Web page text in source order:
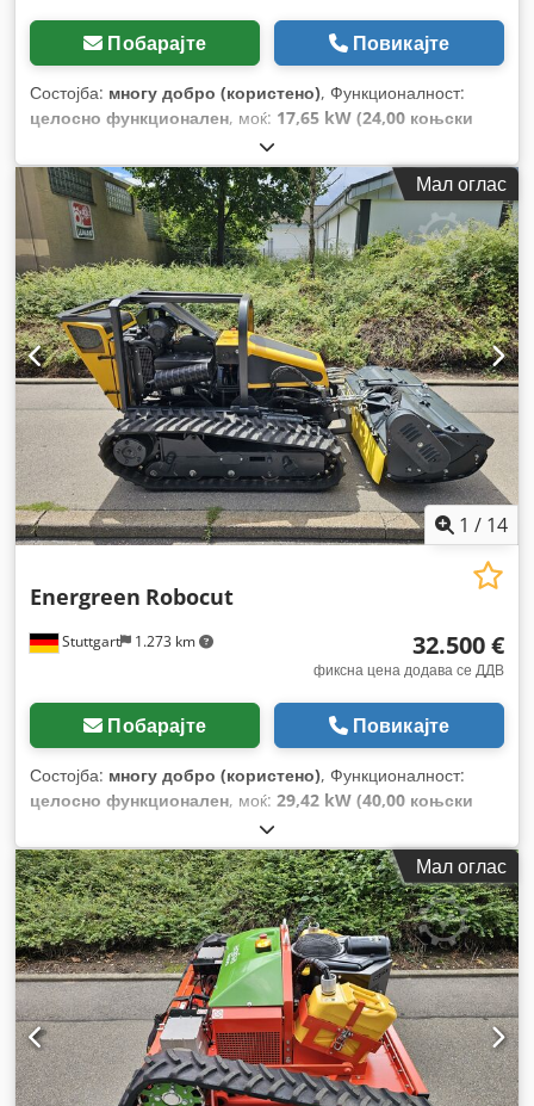
Побарајте Повикајте
Состојба: многу добро (користено), Функционалност:
целосно функционален, моќ: 17,65 kW (24,00 коњски
бензин, работна тежина:
Година на изградба:2015, работни часови:427 h, Опрема:
кабелска витла, погон на сите тркала, Мал оглас
1 / 14
Stuttgart 1.273 km
Energreen Robocut
32.500 €
фиксна цена додава се ДДВ
Побарајте Повикајте
Состојба: многу добро (користено), Функционалност:
целосно функционален, моќ: 29,42 kW (40,00 коњски
1.200 кг, тип на гориво:
Година на изградба:2013, работни часови:1.127 h,
Мал оглас